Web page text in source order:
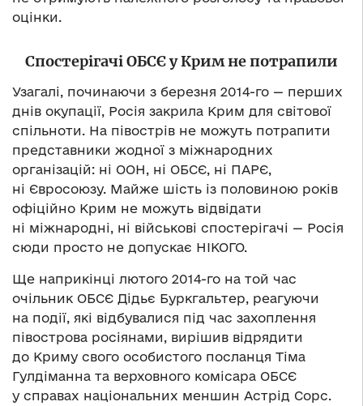
оцінки.
Спостерігачі ОБСЄ у Крим не потрапили
Узагалі, починаючи з березня 2014-го — перших
днів окупації, Росія закрила Крим для світової
спільноти. На півострів не можуть потрапити
представники жодної з міжнародних
організацій: ні ООН, ні ОБСЄ, ні ПАРЄ,
ні Євросоюзу. Майже шість із половиною років
офіційно Крим не можуть відвідати
ні міжнародні, ні військові спостерігачі — Росія
сюди просто не допускає НІКОГО.
Ще наприкінці лютого 2014-го на той час
очільник ОБСЄ Дідьє Буркгальтер, реагуючи
на події, які відбувалися під час захоплення
півострова росіянами, вирішив відрядити
до Криму свого особистого посланця Тіма
Гулдіманна та верховного комісара ОБСЄ
у справах національних меншин Астрід Сорс.